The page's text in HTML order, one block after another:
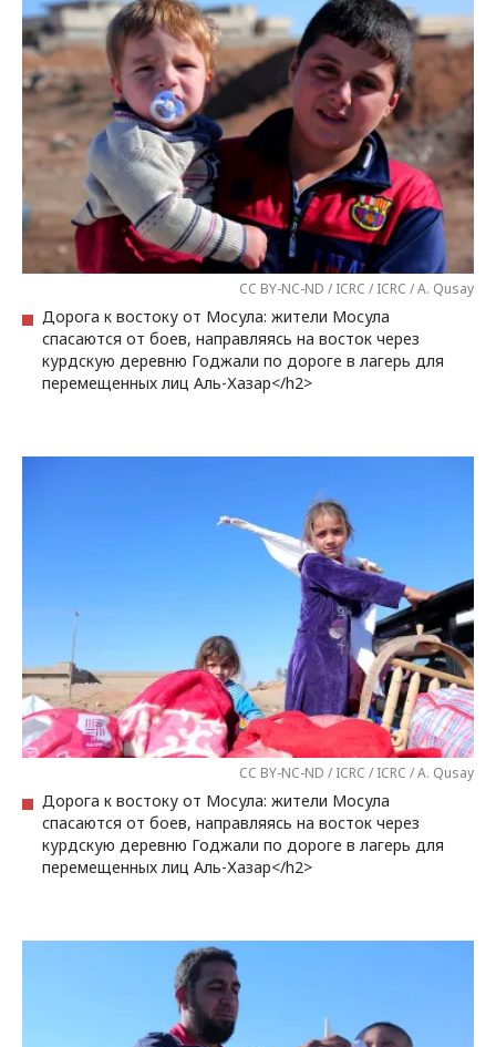
CC BY-NC-ND / ICRC / ICRC / A. Qusay
Дорога к востоку от Мосула: жители Мосула
спасаются от боев, направляясь на восток через
курдскую деревню Годжали по дороге в лагерь для
перемещенных лиц Аль-Хазар</h2>
CC BY-NC-ND / ICRC / ICRC / A. Qusay
Дорога к востоку от Мосула: жители Мосула
спасаются от боев, направляясь на восток через
курдскую деревню Годжали по дороге в лагерь для
перемещенных лиц Аль-Хазар</h2>